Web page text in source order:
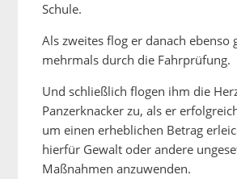
Schule.
Als zweites flog er danach ebenso
mehrmals durch die Fahrprüfung.
Und schließlich flogen ihm die
Panzerknacker zu, als er
um einen erheblichen Betrag
hierfür Gewalt oder andere
Maßnahmen anzuwenden.